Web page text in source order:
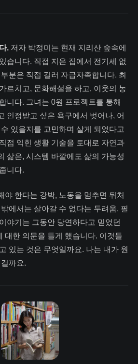
. 저자 박정미는 현재 지리산 숲속에
습니다. 직접 지은 집에서 전기세 없
분은 직접 길러 자급자족합니다. 최
르치고, 문화해설을 하고, 이웃의 농
니다. 그녀는 0원 프로젝트를 통해
인정받고 싶은 욕구에서 벗어나, 어
있을지를 고민하며 살게 되었다고
접 익힌 생활 기술을 토대로 자연과
삶은, 시스템 바깥에도 삶의 가능성
니다.
야 한다는 강박, 노동을 멈추면 뒤처
에서는 살아갈 수 없다는 두려움. 필
야기는 그동안 당연하다고 믿었던
대한 의문을 들게 했습니다. 이것들
있는 것은 무엇일까요. 나는 내가 원
까요.